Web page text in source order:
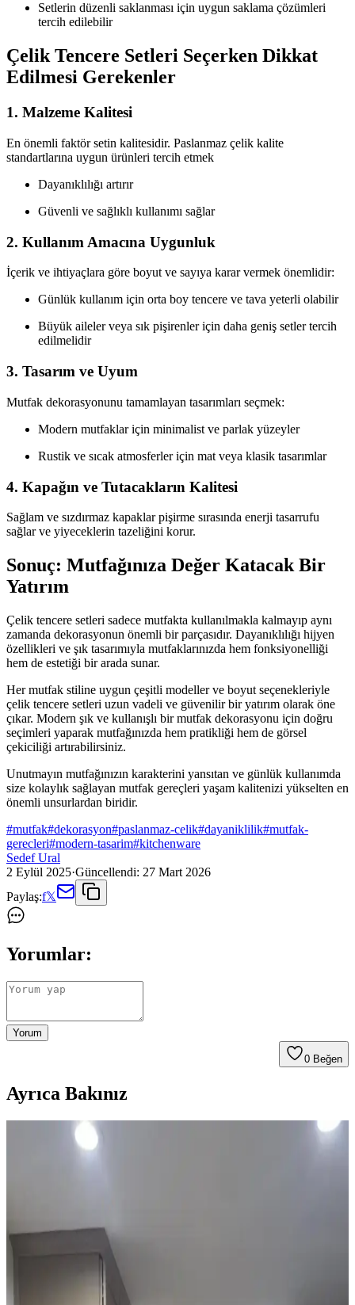
Setlerin düzenli saklanması için uygun saklama çözümleri
tercih edilebilir
Çelik Tencere Setleri Seçerken Dikkat
Edilmesi Gerekenler
1. Malzeme Kalitesi
En önemli faktör setin kalitesidir. Paslanmaz çelik kalite
standartlarına uygun ürünleri tercih etmek
Dayanıklılığı artırır
Güvenli ve sağlıklı kullanımı sağlar
2. Kullanım Amacına Uygunluk
İçerik ve ihtiyaçlara göre boyut ve sayıya karar vermek önemlidir:
Günlük kullanım için orta boy tencere ve tava yeterli olabilir
Büyük aileler veya sık pişirenler için daha geniş setler tercih
edilmelidir
3. Tasarım ve Uyum
Mutfak dekorasyonunu tamamlayan tasarımları seçmek:
Modern mutfaklar için minimalist ve parlak yüzeyler
Rustik ve sıcak atmosferler için mat veya klasik tasarımlar
4. Kapağın ve Tutacakların Kalitesi
Sağlam ve sızdırmaz kapaklar pişirme sırasında enerji tasarrufu
sağlar ve yiyeceklerin tazeliğini korur.
Sonuç: Mutfağınıza Değer Katacak Bir
Yatırım
Çelik tencere setleri sadece mutfakta kullanılmakla kalmayıp aynı
zamanda dekorasyonun önemli bir parçasıdır. Dayanıklılığı hijyen
özellikleri ve şık tasarımıyla mutfaklarınızda hem fonksiyonelliği
hem de estetiği bir arada sunar.
Her mutfak stiline uygun çeşitli modeller ve boyut seçenekleriyle
çelik tencere setleri uzun vadeli ve güvenilir bir yatırım olarak öne
çıkar. Modern şık ve kullanışlı bir mutfak dekorasyonu için doğru
seçimleri yaparak mutfağınızda hem pratikliği hem de görsel
çekiciliği artırabilirsiniz.
Unutmayın mutfağınızın karakterini yansıtan ve günlük kullanımda
size kolaylık sağlayan mutfak gereçleri yaşam kalitenizi yükselten en
önemli unsurlardan biridir.
#mutfak#dekorasyon#paslanmaz-celik#dayaniklilik#mutfak-
gerecleri#modern-tasarim#kitchenware
Sedef Ural
2 Eylül 2025·Güncellendi: 27 Mart 2026
Paylaş:f𝕏
Yorumlar:
Yorum
0 Beğen
Ayrıca Bakınız
Mutfak Tezgah Arkası Montajında Doğru Hizalama
Yöntemleri ve Avantajları
sağlar.
Mutfak Köşesini Fonksiyonel ve Estetik Hale
Getirme Pratik Düzenleme Yöntemleri